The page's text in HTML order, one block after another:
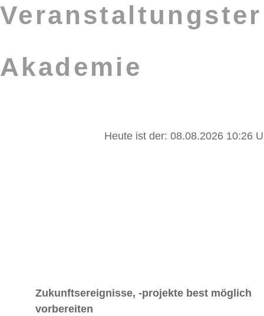
Akademie
Heute ist der: 08.08.2026 10:26
Zukunftsereignisse, -projekte best möglich
vorbereiten